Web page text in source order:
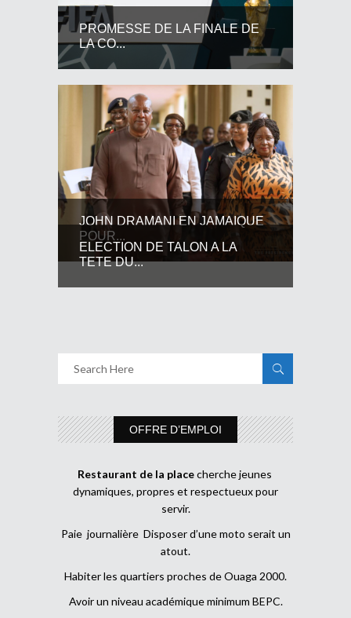
PROMESSE DE LA FINALE DE
LA CO...
JOHN DRAMANI EN JAMAIQUE
POUR...
ELECTION DE TALON A LA
TETE DU...
OFFRE D’EMPLOI
Restaurant de la placecherche jeunes
dynamiques, propres et respectueux pour
servir.
Paie journalière Disposer d’une moto serait un
atout.
Habiter les quartiers proches de Ouaga 2000.
Avoir un niveau académique minimum BEPC.